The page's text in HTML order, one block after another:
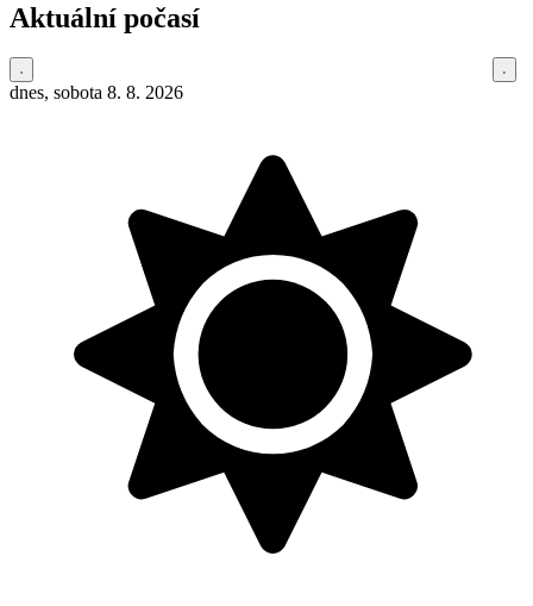
Aktuální počasí
dnes, sobota 8. 8. 2026